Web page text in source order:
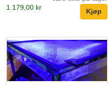
1 179,00 kr